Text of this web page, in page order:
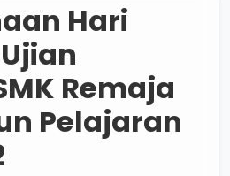
Hari
Remaja
Pelajaran